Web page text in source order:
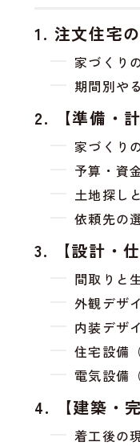
注文住宅
家づくり
期間別や
【準備・
家づくり
予算・資
土地探し
依頼先の
【設計・
間取りと
外観デザ
内装デザ
住宅設備
電気設備
【建築・
着工後の